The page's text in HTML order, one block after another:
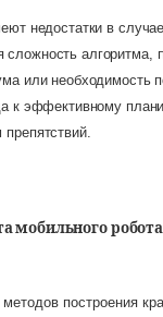
недостатки в
алгоритма,
или необходимость
к эффективному
.
робота
построения